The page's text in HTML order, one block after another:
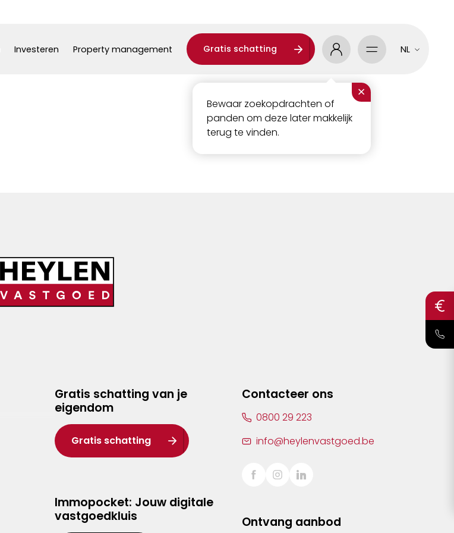
Investeren Property management Gratis schatting
×
Bewaar zoekopdrachten of
panden om deze later makkelijk
terug te vinden.
NL
Gratis schatting van je
eigendom
Gratis schatting
Immopocket: Jouw digitale
vastgoedkluis
Contacteer ons
0800 29 223
info@heylenvastgoed.be
Ontvang aanbod